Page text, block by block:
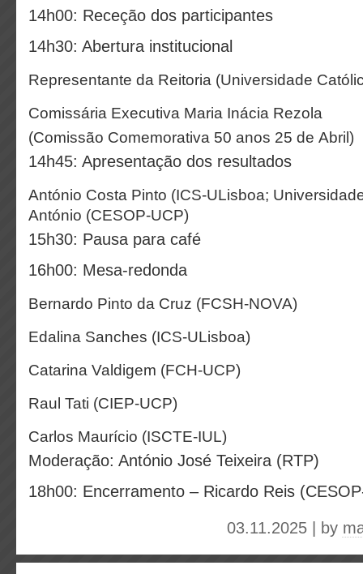
14h00: Receção dos participantes
14h30: Abertura institucional
Representante da Reitoria (Universidade
Comissária Executiva Maria Inácia Rezola
(Comissão Comemorativa 50 anos 25 de Abril)
14h45: Apresentação dos resultados
António Costa Pinto (ICS-ULisboa;
António (CESOP-UCP)
15h30: Pausa para café
16h00: Mesa-redonda
Bernardo Pinto da Cruz (FCSH-NOVA)
Edalina Sanches (ICS-ULisboa)
Catarina Valdigem (FCH-UCP)
Raul Tati (CIEP-UCP)
Carlos Maurício (ISCTE-IUL)
Moderação: António José Teixeira (RTP)
18h00: Encerramento – Ricardo Reis
03.11.2025 | by